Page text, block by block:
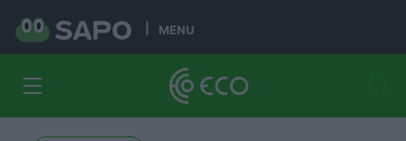
MENU